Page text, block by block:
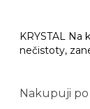
KRYSTAL Na
nečistoty,
Nakupuji po